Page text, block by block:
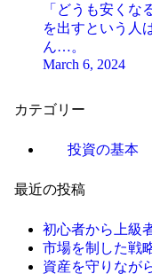
「どうも安く
を出すという人
ん…。
March 6, 2024
カテゴリー
投資の基本
最近の投稿
初心者から上級
市場を制した戦
資産を守りなが